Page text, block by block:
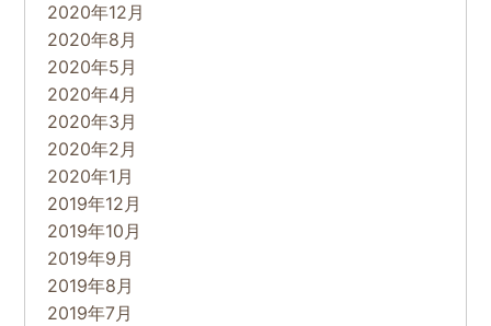
2020年12月
2020年8月
2020年5月
2020年4月
2020年3月
2020年2月
2020年1月
2019年12月
2019年10月
2019年9月
2019年8月
2019年7月